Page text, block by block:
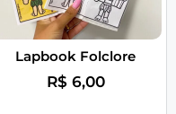
Lapbook Folclore
R$ 6,00